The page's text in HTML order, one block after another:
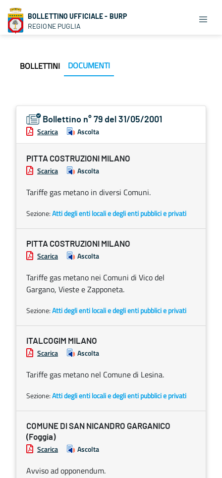
BOLLETTINO UFFICIALE - BURP
REGIONE PUGLIA
BOLLETTINI DOCUMENTI
Bollettino n° 79 del 31/05/2001
Scarica Ascolta
PITTA COSTRUZIONI MILANO
Scarica Ascolta
Tariffe gas metano in diversi Comuni.
Sezione:Atti degli enti locali e degli enti pubblici e privati
PITTA COSTRUZIONI MILANO
Scarica Ascolta
Tariffe gas metano nei Comuni di Vico del
Gargano, Vieste e Zapponeta.
Sezione:Atti degli enti locali e degli enti pubblici e privati
ITALCOGIM MILANO
Scarica Ascolta
Tariffe gas metano nel Comune di Lesina.
Sezione:Atti degli enti locali e degli enti pubblici e privati
COMUNE DI SAN NICANDRO GARGANICO
(Foggia)
Scarica Ascolta
Avviso ad opponendum.